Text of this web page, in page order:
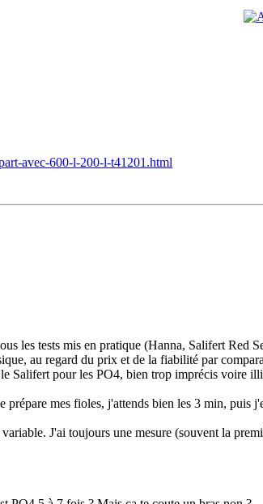
avec-600-l-200-l-t41201.html
les tests mis en pratique (Hanna, Salifert Red
au regard du prix et de la fiabilité par
Salifert pour les PO4, bien trop imprécis voire
mes fioles, j'attends bien les 3 min, puis
J'ai toujours une mesure (souvent la